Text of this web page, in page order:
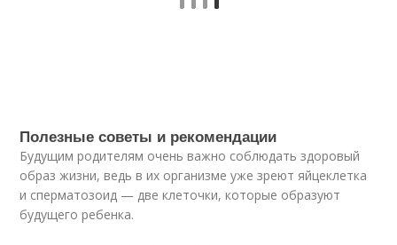
Полезные советы и рекомендации
Будущим родителям очень важно соблюдать здоровый
образ жизни, ведь в их организме уже зреют яйцеклетка
и сперматозоид — две клеточки, которые образуют
будущего ребенка.